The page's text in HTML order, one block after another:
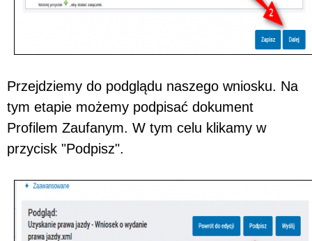
Przejdziemy do podglądu naszego wniosku. Na
tym etapie możemy podpisać dokument
Profilem Zaufanym. W tym celu klikamy w
przycisk "Podpisz".